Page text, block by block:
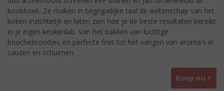
kookboek. Ze maken in begrijpelijke taal de wetenschap van het
koken inzichtelijk en laten zien hoe je de beste resultaten bereikt
in je eigen keukenlab. Van het bakken van luchtige
briochebroodjes en perfecte friet tot het vangen van aroma's in
sauzen en schuimen.
Koop nu >